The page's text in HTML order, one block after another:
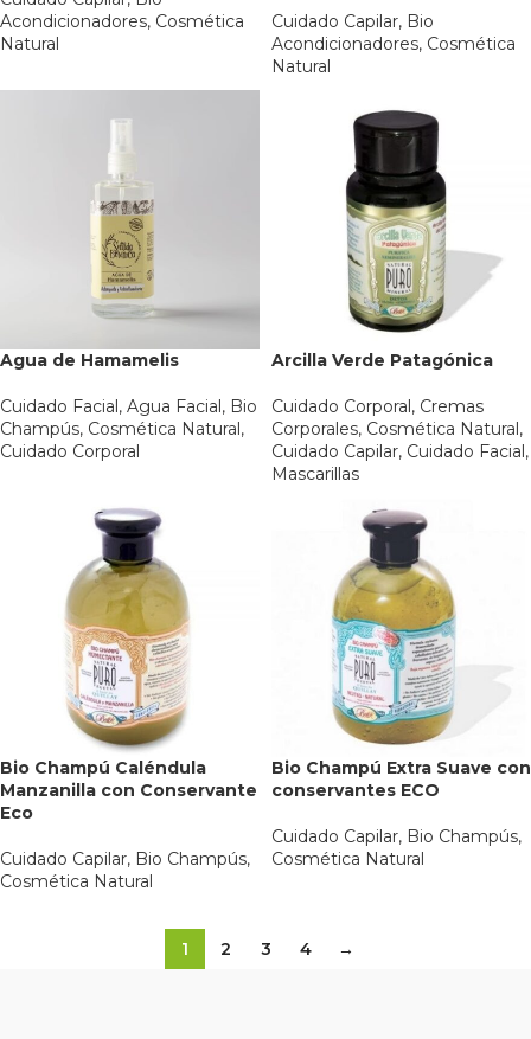
Acondicionadores, Cosmética
Natural
Cuidado Capilar, Bio
Acondicionadores, Cosmética
Natural
Agua de Hamamelis
Cuidado Facial, Agua Facial, Bio
Champús, Cosmética Natural,
Cuidado Corporal
Arcilla Verde Patagónica
Cuidado Corporal, Cremas
Corporales, Cosmética Natural,
Cuidado Capilar, Cuidado Facial,
Mascarillas
Bio Champú Caléndula
Manzanilla con Conservante
Eco
Cuidado Capilar, Bio Champús,
Cosmética Natural
Bio Champú Extra Suave con
conservantes ECO
Cuidado Capilar, Bio Champús,
Cosmética Natural
1 2 3 4 →